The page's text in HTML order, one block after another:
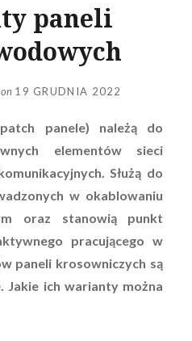
paneli
on 19 GRUDNIA 2022
panele) należą do
elementów sieci
Służą do
w okablowaniu
oraz stanowią punkt
pracującego w
paneli krosowniczych są
Jakie ich warianty można